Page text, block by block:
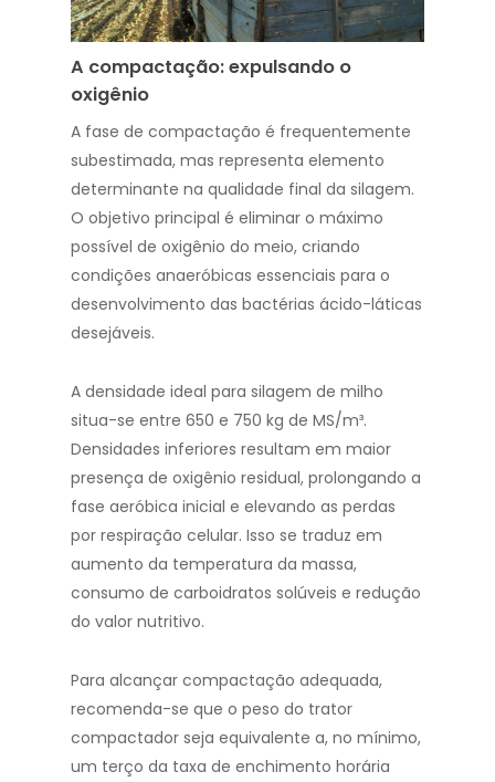
A compactação: expulsando o
oxigênio
A fase de compactação é frequentemente
subestimada, mas representa elemento
determinante na qualidade final da silagem.
O objetivo principal é eliminar o máximo
possível de oxigênio do meio, criando
condições anaeróbicas essenciais para o
desenvolvimento das bactérias ácido-láticas
desejáveis.
A densidade ideal para silagem de milho
situa-se entre 650 e 750 kg de MS/m³.
Densidades inferiores resultam em maior
presença de oxigênio residual, prolongando a
fase aeróbica inicial e elevando as perdas
por respiração celular. Isso se traduz em
aumento da temperatura da massa,
consumo de carboidratos solúveis e redução
do valor nutritivo.
Para alcançar compactação adequada,
recomenda-se que o peso do trator
compactador seja equivalente a, no mínimo,
um terço da taxa de enchimento horária